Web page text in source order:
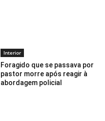
Interior
Foragido que se passava por
pastor morre após reagir à
abordagem policial